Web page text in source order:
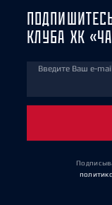
КЛУБА ХК
Введите Ваш e-mail